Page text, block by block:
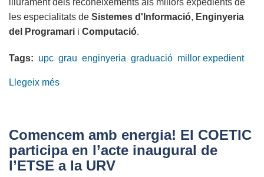
lliurament dels reconeixements als millors expedients de
les especialitats de Sistemes d'Informació, Enginyeria
del Programari i Computació.
Tags: upc grau enginyeria graduació millor expedient
Llegeix més
talent:
el
COETIC,
Comencem amb energia! El COETIC
participa en l’acte inaugural de
l’ETSE a la URV